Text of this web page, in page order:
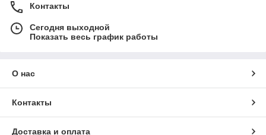
Контакты
Сегодня выходной
Показать весь график работы
О нас
Контакты
Доставка и оплата